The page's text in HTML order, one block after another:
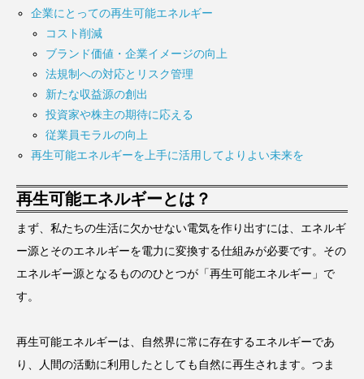
企業にとっての再生可能エネルギー
コスト削減
ブランド価値・企業イメージの向上
法規制への対応とリスク管理
新たな収益源の創出
投資家や株主の期待に応える
従業員モラルの向上
再生可能エネルギーを上手に活用してよりよい未来を
再生可能エネルギーとは？
まず、私たちの生活に欠かせない電気を作り出すには、エネルギ
ー源とそのエネルギーを電力に変換する仕組みが必要です。その
エネルギー源となるもののひとつが「再生可能エネルギー」で
す。
再生可能エネルギーは、自然界に常に存在するエネルギーであ
り、人間の活動に利用したとしても自然に再生されます。つま